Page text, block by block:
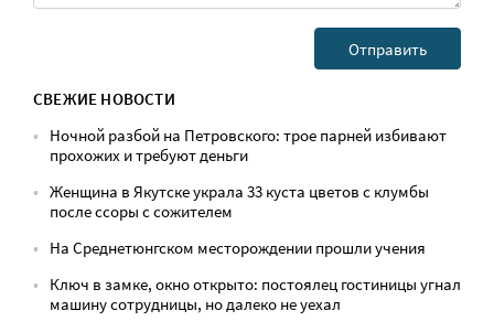
СВЕЖИЕ НОВОСТИ
Ночной разбой на Петровского: трое парней избивают
прохожих и требуют деньги
Женщина в Якутске украла 33 куста цветов с клумбы
после ссоры с сожителем
На Среднетюнгском месторождении прошли учения
Ключ в замке, окно открыто: постоялец гостиницы угнал
машину сотрудницы, но далеко не уехал